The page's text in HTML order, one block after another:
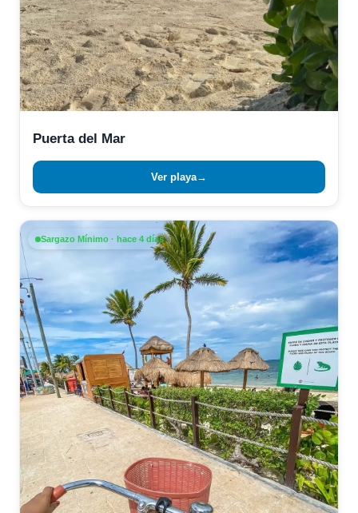
Puerta del Mar
Ver playa→
Sargazo Mínimo · hace 4 días